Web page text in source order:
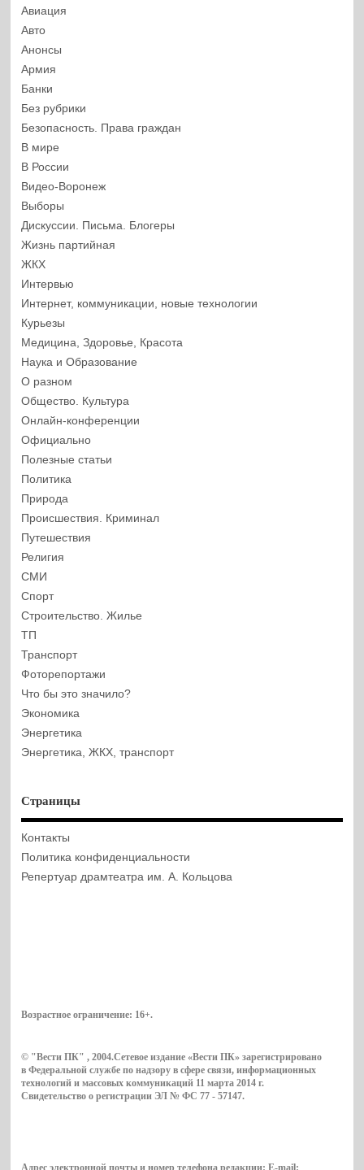
Авиация
Авто
Анонсы
Армия
Банки
Без рубрики
Безопасность. Права граждан
В мире
В России
Видео-Воронеж
Выборы
Дискуссии. Письма. Блогеры
Жизнь партийная
ЖКХ
Интервью
Интернет, коммуникации, новые технологии
Курьезы
Медицина, Здоровье, Красота
Наука и Образование
О разном
Общество. Культура
Онлайн-конференции
Официально
Полезные статьи
Политика
Природа
Происшествия. Криминал
Путешествия
Религия
СМИ
Спорт
Строительство. Жилье
ТП
Транспорт
Фоторепортажи
Что бы это значило?
Экономика
Энергетика
Энергетика, ЖКХ, транспорт
Страницы
Контакты
Политика конфиденциальности
Репертуар драмтеатра им. А. Кольцова
Возрастное ограничение: 16+.
© "Вести ПК" , 2004.Сетевое издание «Вести ПК» зарегистрировано
в Федеральной службе по надзору в сфере связи, информационных
технологий и массовых коммуникаций 11 марта 2014 г.
Свидетельство о регистрации ЭЛ № ФС 77 - 57147.
Адрес электронной почты и номер телефона редакции: E-mail: